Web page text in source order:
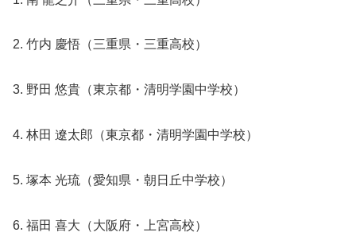
2. 竹内 慶悟（三重県・三重高校）
3. 野田 悠貴（東京都・清明学園中学校）
4. 林田 遼太郎（東京都・清明学園中学校）
5. 塚本 光琉（愛知県・朝日丘中学校）
6. 福田 喜大（大阪府・上宮高校）